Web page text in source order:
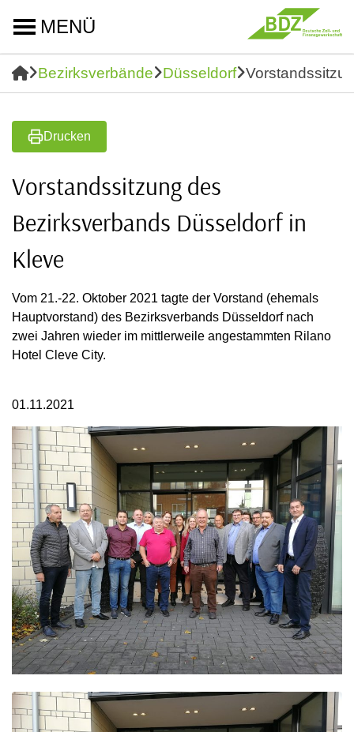
MENÜ
Bezirksverbände Düsseldorf
Drucken
Vorstandssitzung des
Bezirksverbands Düsseldorf in
Kleve
Vom 21.-22. Oktober 2021 tagte der Vorstand (ehemals
Hauptvorstand) des Bezirksverbands Düsseldorf nach
zwei Jahren wieder im mittlerweile angestammten Rilano
Hotel Cleve City.
01.11.2021